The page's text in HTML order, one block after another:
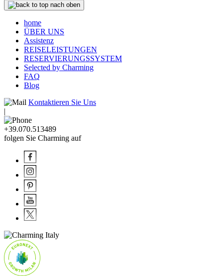
nach oben
home
ÜBER UNS
Assistenz
REISELEISTUNGEN
RESERVIERUNGSSYSTEM
Selected by Charming
FAQ
Blog
Kontaktieren Sie Uns
|
+39.070.513489
folgen Sie Charming auf